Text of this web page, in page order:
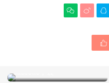
  

BOTTEGA VENETA包是那